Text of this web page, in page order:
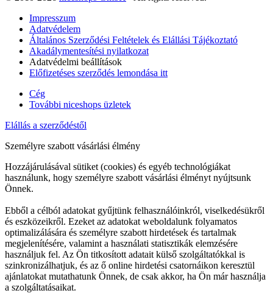
Impresszum
Adatvédelem
Általános Szerződési Feltételek és Elállási Tájékoztató
Akadálymentesítési nyilatkozat
Adatvédelmi beállítások
Előfizetéses szerződés lemondása itt
Cég
További niceshops üzletek
Elállás a szerződéstől
Személyre szabott vásárlási élmény
Hozzájárulásával sütiket (cookies) és egyéb technológiákat
használunk, hogy személyre szabott vásárlási élményt nyújtsunk
Önnek.
Ebből a célból adatokat gyűjtünk felhasználóinkról, viselkedésükről
és eszközeikről. Ezeket az adatokat weboldalunk folyamatos
optimalizálására és személyre szabott hirdetések és tartalmak
megjelenítésére, valamint a használati statisztikák elemzésére
használjuk fel. Az Ön titkosított adatait külső szolgáltatókkal is
szinkronizálhatjuk, és az ő online hirdetési csatornáikon keresztül
ajánlatokat mutathatunk Önnek, de csak akkor, ha Ön már használja
a szolgáltatásaikat.